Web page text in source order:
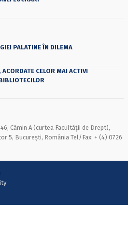
PALATINE ÎN DILEMA
CELOR MAI ACTIVI
Cămin A (curtea Facultății de Drept),
5, București, România Tel/Fax: + (4) 0726